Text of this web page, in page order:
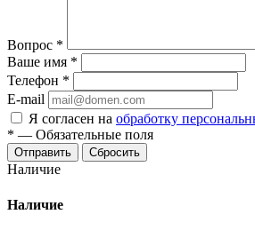
Вопрос *
Ваше имя *
Телефон *
E-mail
Я согласен на обработку
* — Обязательные поля
Отправить Сбросить
Наличие
Наличие